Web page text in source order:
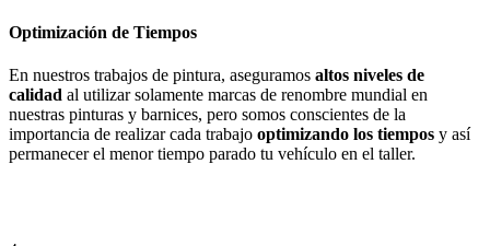
Optimización de Tiempos
En nuestros trabajos de pintura, aseguramos altos niveles de
calidad al utilizar solamente marcas de renombre mundial en
nuestras pinturas y barnices, pero somos conscientes de la
importancia de realizar cada trabajo optimizando los tiempos y así
permanecer el menor tiempo parado tu vehículo en el taller.